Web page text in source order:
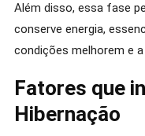
Além disso, essa fase
conserve energia,
condições melhorem e
Fatores que
Hibernação